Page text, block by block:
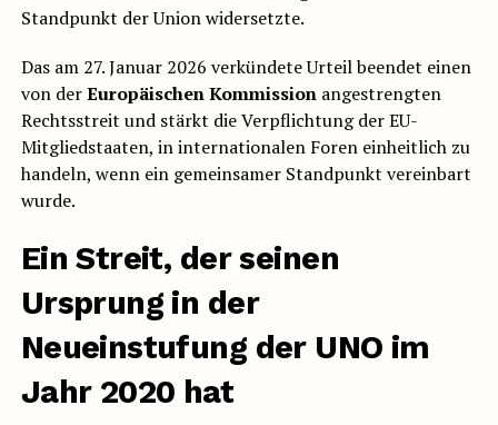
Standpunkt der Union widersetzte.
Das am 27. Januar 2026 verkündete Urteil beendet einen
von derEuropäischen Kommissionangestrengten
Rechtsstreit und stärkt die Verpflichtung der EU-
Mitgliedstaaten, in internationalen Foren einheitlich zu
handeln, wenn ein gemeinsamer Standpunkt vereinbart
wurde.
Ein Streit, der seinen
Ursprung in der
Neueinstufung der UNO im
Jahr 2020 hat